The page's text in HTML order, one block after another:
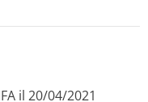
il 20/04/2021